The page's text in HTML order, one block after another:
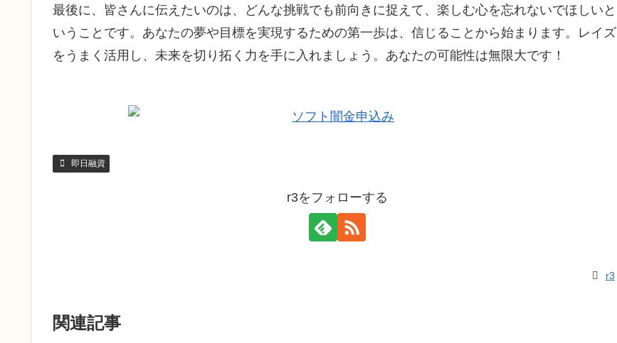
最後に、皆さんに伝えたいのは、どんな挑戦でも前向きに捉えて、楽しむ心を忘れないでほしいと
いうことです。あなたの夢や目標を実現するための第一歩は、信じることから始まります。レイズ
をうまく活用し、未来を切り拓く力を手に入れましょう。あなたの可能性は無限大です！
即日融資
r3をフォローする
r3
関連記事